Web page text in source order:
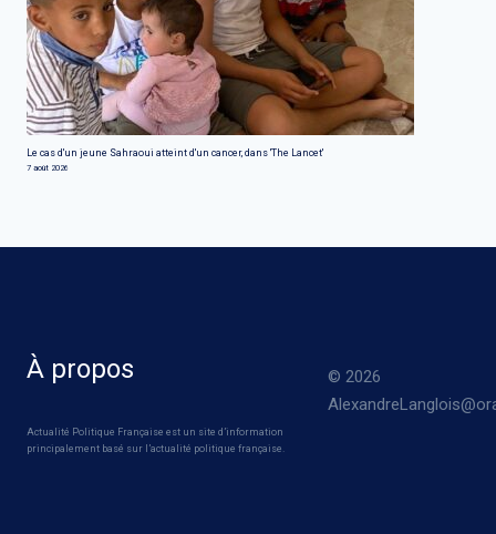
Le cas d'un jeune Sahraoui atteint d'un cancer, dans 'The Lancet'
7 août 2026
À propos
Actualité Politique Française est un site d’information
principalement basé sur l’actualité politique française.
© 2026